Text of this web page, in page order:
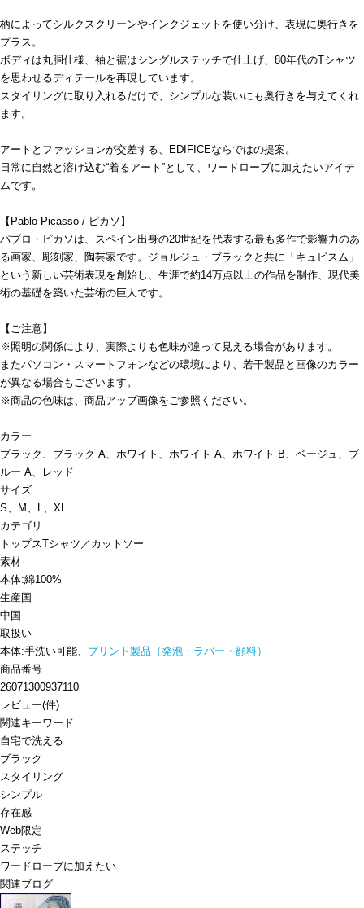
柄によってシルクスクリーンやインクジェットを使い分け、表現に奥行きを
プラス。
ボディは丸胴仕様、袖と裾はシングルステッチで仕上げ、80年代のTシャツ
を思わせるディテールを再現しています。
スタイリングに取り入れるだけで、シンプルな装いにも奥行きを与えてくれ
ます。
アートとファッションが交差する、EDIFICEならではの提案。
日常に自然と溶け込む“着るアート”として、ワードローブに加えたいアイテ
ムです。
【Pablo Picasso / ピカソ】
パブロ・ピカソは、スペイン出身の20世紀を代表する最も多作で影響力のあ
る画家、彫刻家、陶芸家です。ジョルジュ・ブラックと共に「キュビスム」
という新しい芸術表現を創始し、生涯で約14万点以上の作品を制作、現代美
術の基礎を築いた芸術の巨人です。
【ご注意】
※照明の関係により、実際よりも色味が違って見える場合があります。
またパソコン・スマートフォンなどの環境により、若干製品と画像のカラー
が異なる場合もございます。
※商品の色味は、商品アップ画像をご参照ください。
カラー
ブラック、ブラック A、ホワイト、ホワイト A、ホワイト B、ベージュ、ブ
ルー A、レッド
サイズ
S、M、L、XL
カテゴリ
トップスTシャツ／カットソー
素材
本体:綿100%
生産国
中国
取扱い
本体:手洗い可能、 プリント製品（発泡・ラバー・顔料）
商品番号
26071300937110
レビュー(件)
関連キーワード
自宅で洗える
ブラック
スタイリング
シンプル
存在感
Web限定
ステッチ
ワードローブに加えたい
関連ブログ